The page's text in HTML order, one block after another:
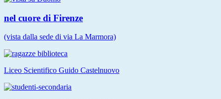
nel cuore di Firenze
(vista dalla sede di via La Marmora)
Liceo Scientifico Guido Castelnuovo